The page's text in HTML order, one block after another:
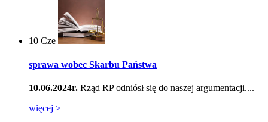
10 Cze
sprawa wobec Skarbu Państwa
10.06.2024r. Rząd RP odniósł się do naszej argumentacji....
więcej >